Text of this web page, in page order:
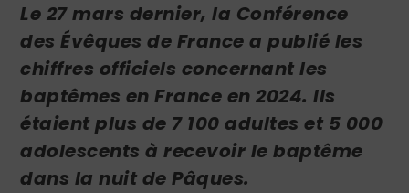
Le 27 mars dernier, la Conférence
des Évêques de France a publié les
chiffres officiels concernant les
baptêmes en France en 2024. Ils
étaient plus de 7 100 adultes et 5 000
adolescents à recevoir le baptême
dans la nuit de Pâques.